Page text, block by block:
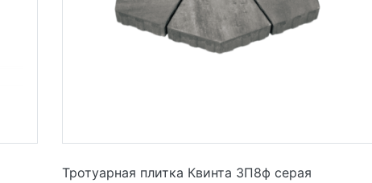
Тротуарная плитка Квинта 3П8ф серая